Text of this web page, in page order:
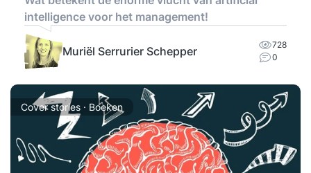
intelligence voor het management!
Muriël Serrurier Schepper
728
0
Cover stories · Boeken